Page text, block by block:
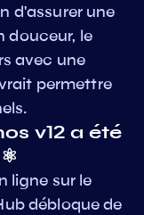
d'assurer une
douceur, le
avec une
permettre
v12 a été
ligne sur le
débloque de